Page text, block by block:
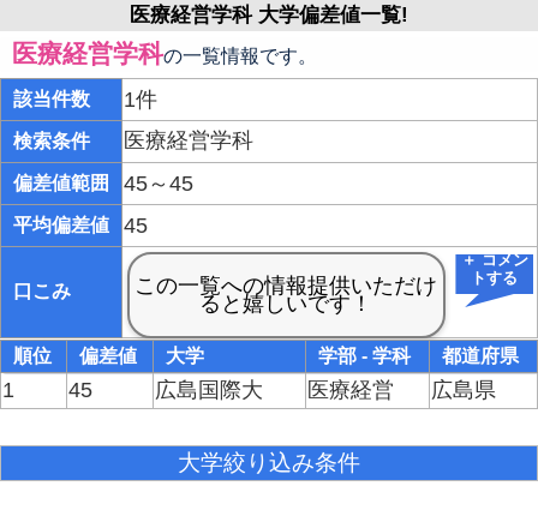
医療経営学科 大学偏差値一覧!
医療経営学科の一覧情報です。
該当件数 1件
検索条件 医療経営学科
偏差値範囲 45～45
平均偏差値 45
口こみ
＋ コメン
トする
順位 偏差値 大学 学部 - 学科 都道府県
1 45 広島国際大 医療経営 広島県
大学絞り込み条件